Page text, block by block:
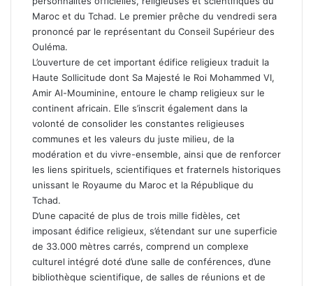
Maroc et du Tchad. Le premier prêche du vendredi sera
prononcé par le représentant du Conseil Supérieur des
Ouléma.
L’ouverture de cet important édifice religieux traduit la
Haute Sollicitude dont Sa Majesté le Roi Mohammed VI,
Amir Al-Mouminine, entoure le champ religieux sur le
continent africain. Elle s’inscrit également dans la
volonté de consolider les constantes religieuses
communes et les valeurs du juste milieu, de la
modération et du vivre-ensemble, ainsi que de renforcer
les liens spirituels, scientifiques et fraternels historiques
unissant le Royaume du Maroc et la République du
Tchad.
D’une capacité de plus de trois mille fidèles, cet
imposant édifice religieux, s’étendant sur une superficie
de 33.000 mètres carrés, comprend un complexe
culturel intégré doté d’une salle de conférences, d’une
bibliothèque scientifique, de salles de réunions et de